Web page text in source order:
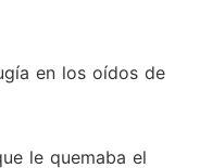
en los oídos de
le quemaba el